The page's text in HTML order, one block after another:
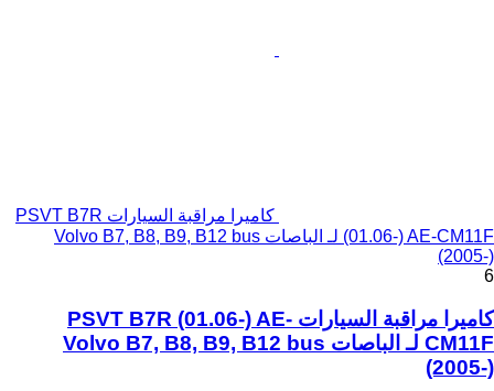
كاميرا مراقبة السيارات PSVT B7R
(01.06-) AE-CM11F لـ الباصات Volvo B7, B8, B9, B12 bus
(2005-)
6
كاميرا مراقبة السيارات PSVT B7R (01.06-) AE-
CM11F لـ الباصات Volvo B7, B8, B9, B12 bus
(2005-)